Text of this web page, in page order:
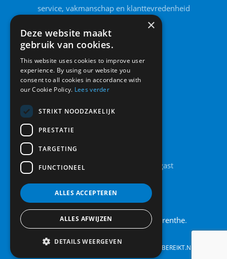
service, vakmanschap en klanttevredenheid
Legolaan 8A, 9861 AT Grootegast
info@raamendeur.nu
Actief inFriesland,Groningen en Drenthe.
2026 WEBSITEBEREIKT.NL
×
Deze website maakt
gebruik van cookies.
This website uses cookies to improve user
experience. By using our website you
consent to all cookies in accordance with
our Cookie Policy. Lees verder
STRIKT NOODZAKELIJK
PRESTATIE
TARGETING
FUNCTIONEEL
ALLES ACCEPTEREN
ALLES AFWIJZEN
DETAILS WEERGEVEN